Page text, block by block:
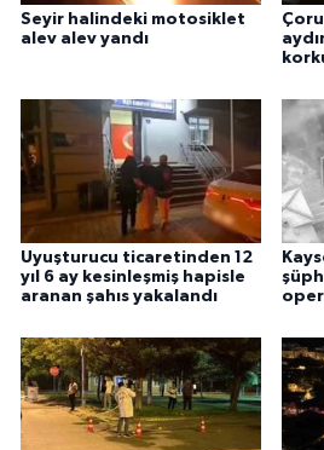
Seyir halindeki motosiklet
alev alev yandı
Uyuşturucu ticaretinden 12
yıl 6 ay kesinleşmiş hapisle
aranan şahıs yakalandı